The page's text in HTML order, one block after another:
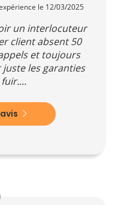
le 12/03/2025
un interlocuteur
client absent 50
et toujours
les garanties